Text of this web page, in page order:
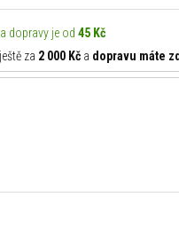
dopravy je od 45 Kč
za 2 000 Kča dopravu máte